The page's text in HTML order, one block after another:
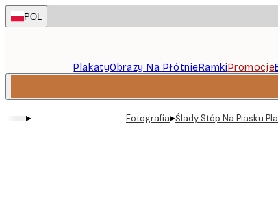
Skip
to
POL
PlakatyObrazy Na PłótnieRamkiPromocje
▸ Fotografia▸Ślady Stóp Na Piasku